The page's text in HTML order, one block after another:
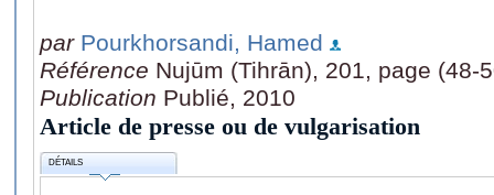
par Pourkhorsandi, Hamed
Référence Nujūm (Tihrān), 201, page (48-
Publication Publié, 2010
Article de presse ou de vulgarisation
DÉTAILS